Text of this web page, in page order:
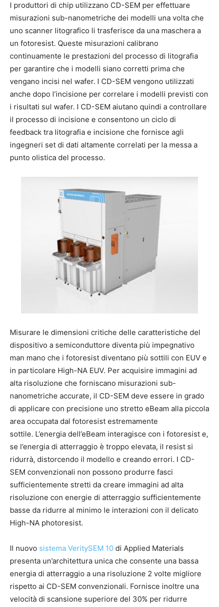
I produttori di chip utilizzano CD-SEM per effettuare
misurazioni sub-nanometriche dei modelli una volta che
uno scanner litografico li trasferisce da una maschera a
un fotoresist. Queste misurazioni calibrano
continuamente le prestazioni del processo di litografia
per garantire che i modelli siano corretti prima che
vengano incisi nel wafer. I CD-SEM vengono utilizzati
anche dopo l’incisione per correlare i modelli previsti con
i risultati sul wafer. I CD-SEM aiutano quindi a controllare
il processo di incisione e consentono un ciclo di
feedback tra litografia e incisione che fornisce agli
ingegneri set di dati altamente correlati per la messa a
punto olistica del processo.
Misurare le dimensioni critiche delle caratteristiche del
dispositivo a semiconduttore diventa più impegnativo
man mano che i fotoresist diventano più sottili con EUV e
in particolare High-NA EUV. Per acquisire immagini ad
alta risoluzione che forniscano misurazioni sub-
nanometriche accurate, il CD-SEM deve essere in grado
di applicare con precisione uno stretto eBeam alla piccola
area occupata dal fotoresist estremamente
sottile. L’energia dell’eBeam interagisce con i fotoresist e,
se l’energia di atterraggio è troppo elevata, il resist si
ridurrà, distorcendo il modello e creando errori. I CD-
SEM convenzionali non possono produrre fasci
sufficientemente stretti da creare immagini ad alta
risoluzione con energie di atterraggio sufficientemente
basse da ridurre al minimo le interazioni con il delicato
High-NA photoresist.
Il nuovo sistema VeritySEM 10 di Applied Materials
presenta un’architettura unica che consente una bassa
energia di atterraggio a una risoluzione 2 volte migliore
rispetto ai CD-SEM convenzionali. Fornisce inoltre una
velocità di scansione superiore del 30% per ridurre